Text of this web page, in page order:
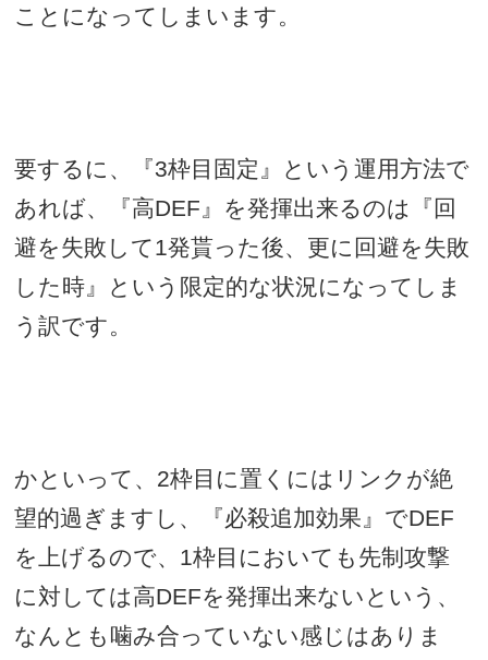
ことになってしまいます。
要するに、『3枠目固定』という運用方法で
あれば、『高DEF』を発揮出来るのは『回
避を失敗して1発貰った後、更に回避を失敗
した時』という限定的な状況になってしま
う訳です。
かといって、 2枠目に置くにはリンクが絶
望的過ぎますし、『必殺追加効果』でDEF
を上げるので、 1枠目においても先制攻撃
に対しては高DEFを発揮出来ないという、
なんとも噛み合っていない感じはありま